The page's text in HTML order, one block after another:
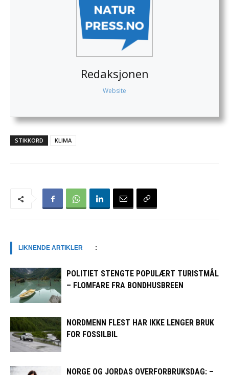
Redaksjonen
Website
STIKKORD KLIMA
LIKNENDE ARTIKLER :
POLITIET STENGTE POPULÆRT TURISTMÅL
– FLOMFARE FRA BONDHUSBREEN
NORDMENN FLEST HAR IKKE LENGER BRUK
FOR FOSSILBIL
NORGE OG JORDAS OVERFORBRUKSDAG: –